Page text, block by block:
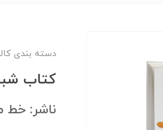
دسته بندی
کتاب
ناشر: خط